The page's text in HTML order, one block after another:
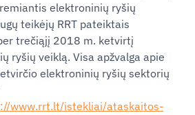
elektroninių ryšių
teikėjų RRT pateiktais
trečiąjį 2018 m. ketvirtį
ryšių veiklą. Visa apžvalga apie
elektroninių ryšių sektorių
www.rrt.lt/istekliai/ataskaitos-